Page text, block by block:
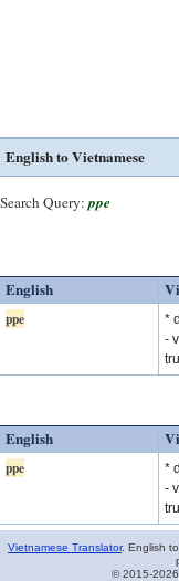
English to Vietnamese
Search Query: ppe
English
ppe
*
-
English
ppe
*
-
Vietnamese Translator. English
© 2015-